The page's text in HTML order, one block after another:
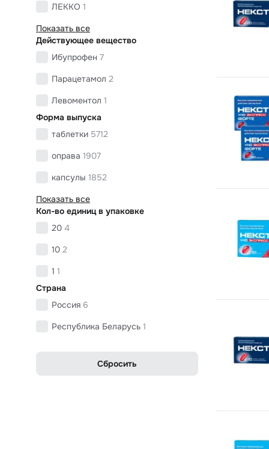
ЛЕККО 1
Показать все
Действующее вещество
Ибупрофен 7
Парацетамол 2
Левоментол 1
Форма выпуска
таблетки 5712
оправа 1907
капсулы 1852
Показать все
Кол-во единиц в упаковке
20 4
10 2
1 1
Страна
Россия 6
Республика Беларусь 1
Сбросить